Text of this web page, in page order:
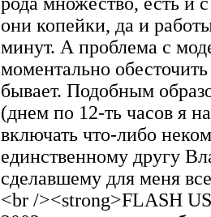
они копейки, да и
минут. А проблема с
моментально
бывает. Подобным
(днем по 12-ть часов я
включать что-либо
единственному другу
сделавшему для меня
<br /><strong>FLASH